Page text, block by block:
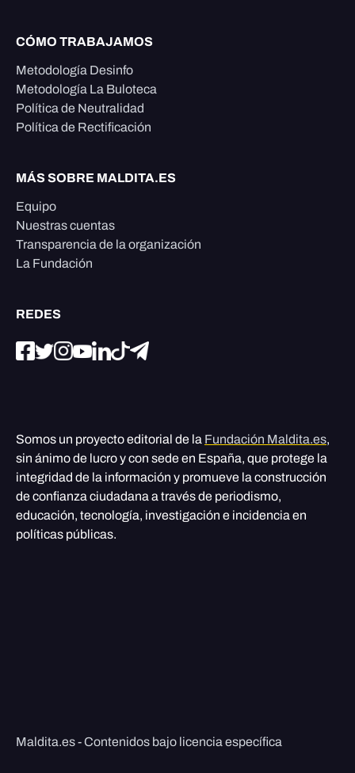
CÓMO TRABAJAMOS
Metodología Desinfo
Metodología La Buloteca
Política de Neutralidad
Política de Rectificación
MÁS SOBRE MALDITA.ES
Equipo
Nuestras cuentas
Transparencia de la organización
La Fundación
REDES
Somos un proyecto editorial de la Fundación Maldita.es,
sin ánimo de lucro y con sede en España, que protege la
integridad de la información y promueve la construcción
de confianza ciudadana a través de periodismo,
educación, tecnología, investigación e incidencia en
políticas públicas.
Maldita.es - Contenidos bajo licencia específica